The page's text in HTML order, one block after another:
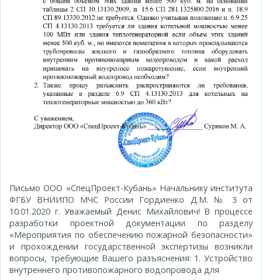
Письмо ООО «СпецПроект-Кубань» Начальнику института
ФГБУ ВНИИПО МЧС России Гордиенко Д.М. № 3 от
10.01.2020 г. Уважаемый Денис Михайлович! В процессе
разработки проектной документации по разделу
«Мероприятия по обеспечению пожарной безопасности»
и прохождении государственной экспертизы возникли
вопросы, требующие Вашего разъяснения: 1. Устройство
внутреннего противопожарного водопровода для